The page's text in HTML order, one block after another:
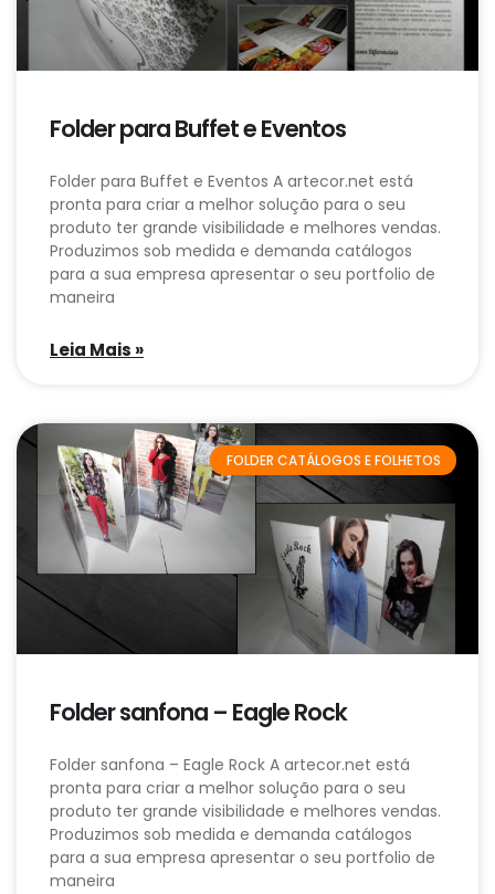
Folder para Buffet e Eventos
Folder para Buffet e Eventos A artecor.net está
pronta para criar a melhor solução para o seu
produto ter grande visibilidade e melhores vendas.
Produzimos sob medida e demanda catálogos
para a sua empresa apresentar o seu portfolio de
maneira
Leia Mais »
FOLDER CATÁLOGOS E FOLHETOS
Folder sanfona – Eagle Rock
Folder sanfona – Eagle Rock A artecor.net está
pronta para criar a melhor solução para o seu
produto ter grande visibilidade e melhores vendas.
Produzimos sob medida e demanda catálogos
para a sua empresa apresentar o seu portfolio de
maneira